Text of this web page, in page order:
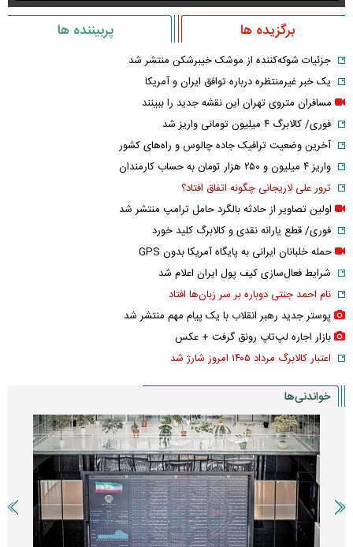
برگزیده ها پربیننده ها
جزئیات شوکه‌کننده از موشک خیبرشکن منتشر شد
یک خبر غیرمنتظره درباره توافق ایران و آمریکا
مسافران متروی تهران این نقشه جدید را ببینند
فوری/ کالابرگ ۴ میلیون تومانی واریز شد
آخرین وضعیت ترافیک جاده چالوس و راه‌های کشور
واریز ۴ میلیون و ۲۵۰ هزار تومان به حساب کارمندان
ترور علی لاریجانی چگونه اتفاق افتاد؟
اولین تصاویر از حادثه بالگرد حامل ترامپ منتشر شد
فوری/ قطع یارانه نقدی و کالابرگ کلید خورد
حمله خلبانان ایرانی به پایگاه آمریکا بدون GPS
شرایط فعال‌سازی کیف پول ایران اعلام شد
نام احمد جنتی دوباره بر سر زبان‌ها افتاد
پوستر جدید رهبر انقلاب با یک پیام مهم منتشر شد
بازار اجاره لپ‌تاپ رونق گرفت + عکس
اعتبار کالابرگ مرداد ۱۴۰۵ امروز شارژ شد
خواندنی‌ها